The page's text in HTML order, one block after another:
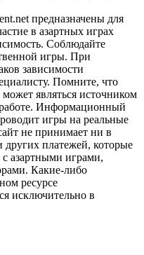
предназначены для
в азартных играх
Соблюдайте
игры. При
зависимости
Помните, что
являться источником
Информационный
игры на реальные
не принимает ни в
других платежей, которые
азартными играми,
Какие-либо
ресурсе
исключительно в